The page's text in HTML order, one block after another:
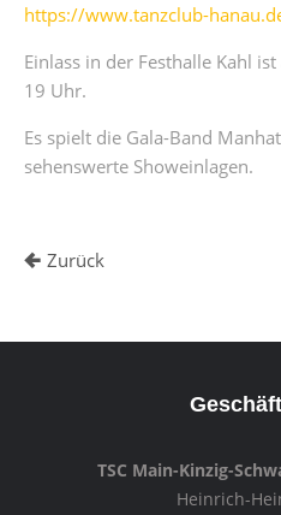
https://www.tanzclub-
Einlass in der Festhalle Kahl
19 Uhr.
Es spielt die Gala-Band
sehenswerte Showeinlagen.
Zurück
TSC Main-Kinzig-
Heinrich-